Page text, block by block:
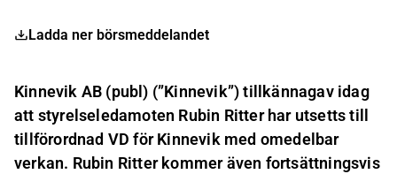
Ladda ner börsmeddelandet
Kinnevik AB (publ) (”Kinnevik”) tillkännagav idag
att styrelseledamoten Rubin Ritter har utsetts till
tillförordnad VD för Kinnevik med omedelbar
verkan. Rubin Ritter kommer även fortsättningsvis